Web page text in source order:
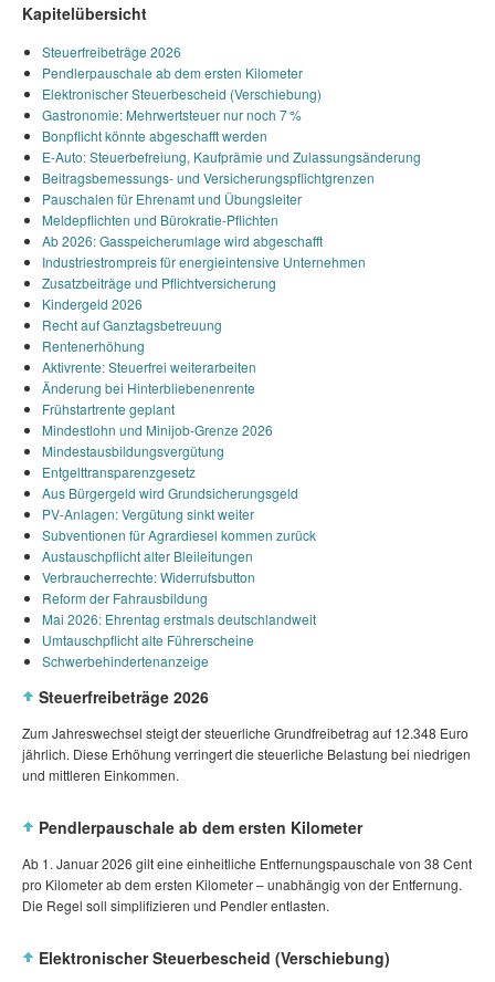
Kapitelübersicht
Steuerfreibeträge 2026
Pendlerpauschale ab dem ersten Kilometer
Elektronischer Steuerbescheid (Verschiebung)
Gastronomie: Mehrwertsteuer nur noch 7 %
Bonpflicht könnte abgeschafft werden
E‑Auto: Steuerbefreiung, Kaufprämie und Zulassungsänderung
Beitragsbemessungs‑ und Versicherungspflichtgrenzen
Pauschalen für Ehrenamt und Übungsleiter
Meldepflichten und Bürokratie‑Pflichten
Ab 2026: Gasspeicherumlage wird abgeschafft
Industriestrompreis für energieintensive Unternehmen
Zusatzbeiträge und Pflichtversicherung
Kindergeld 2026
Recht auf Ganztagsbetreuung
Rentenerhöhung
Aktivrente: Steuerfrei weiterarbeiten
Änderung bei Hinterbliebenenrente
Frühstartrente geplant
Mindestlohn und Minijob‑Grenze 2026
Mindestausbildungsvergütung
Entgelttransparenzgesetz
Aus Bürgergeld wird Grundsicherungsgeld
PV‑Anlagen: Vergütung sinkt weiter
Subventionen für Agrardiesel kommen zurück
Austauschpflicht alter Bleileitungen
Verbraucherrechte: Widerrufsbutton
Reform der Fahrausbildung
Mai 2026: Ehrentag erstmals deutschlandweit
Umtauschpflicht alte Führerscheine
Schwerbehindertenanzeige
Steuerfreibeträge 2026
Zum Jahreswechsel steigt der steuerliche Grundfreibetrag auf 12.348 Euro
jährlich. Diese Erhöhung verringert die steuerliche Belastung bei niedrigen
und mittleren Einkommen.
Pendlerpauschale ab dem ersten Kilometer
Ab 1. Januar 2026 gilt eine einheitliche Entfernungspauschale von 38 Cent
pro Kilometer ab dem ersten Kilometer – unabhängig von der Entfernung.
Die Regel soll simplifizieren und Pendler entlasten.
Elektronischer Steuerbescheid (Verschiebung)